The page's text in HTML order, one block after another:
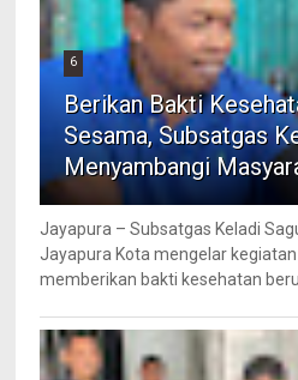
6
Berikan Bakti
Sesama, Subsatgas
Menyambangi
Jayapura – Subsatgas Keladi
Jayapura Kota mengelar
memberikan bakti kesehatan